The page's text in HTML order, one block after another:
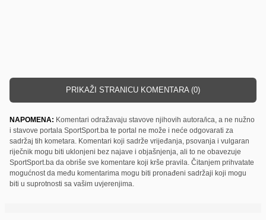
PRIKAŽI STRANICU KOMENTARA (0)
NAPOMENA: Komentari odražavaju stavove njihovih autora/ica, a ne nužno
i stavove portala SportSport.ba te portal ne može i neće odgovarati za
sadržaj tih kometara. Komentari koji sadrže vrijeđanja, psovanja i vulgaran
riječnik mogu biti uklonjeni bez najave i objašnjenja, ali to ne obavezuje
SportSport.ba da obriše sve komentare koji krše pravila. Čitanjem prihvatate
mogućnost da među komentarima mogu biti pronađeni sadržaji koji mogu
biti u suprotnosti sa vašim uvjerenjima.